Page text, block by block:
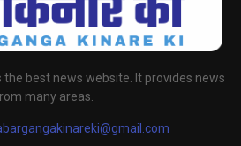
the best news website. It provides news
many areas.